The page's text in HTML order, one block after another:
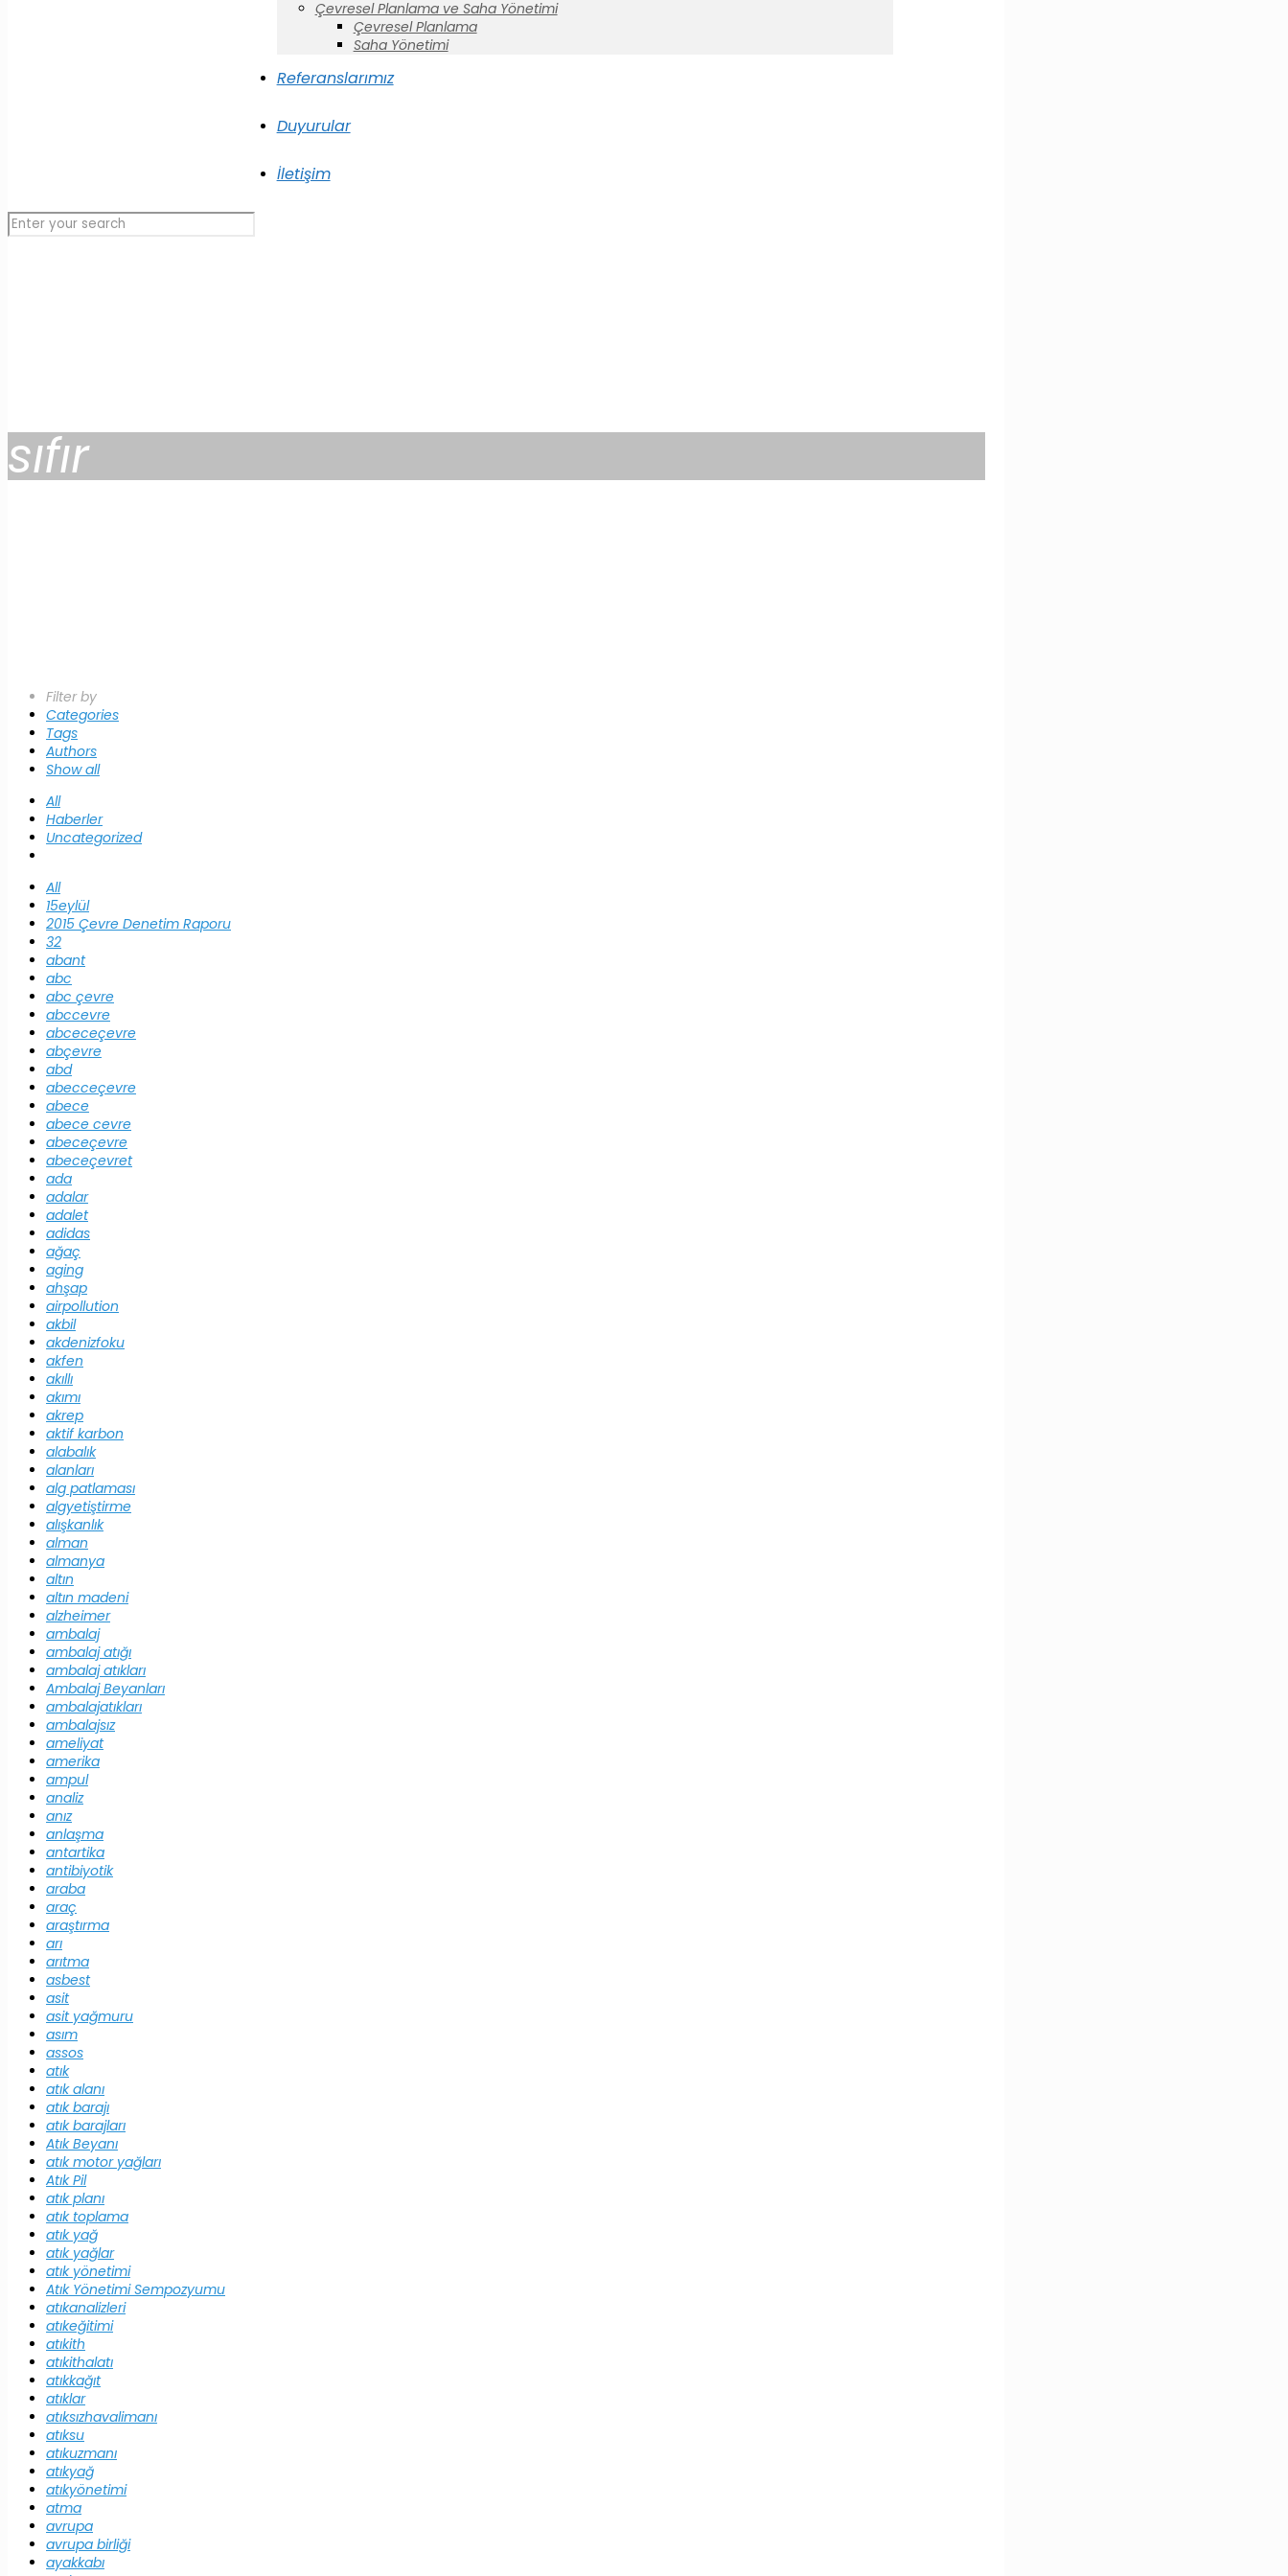
Çevresel Planlama ve Saha Yönetimi
Çevresel Planlama
Saha Yönetimi
Referanslarımız
Duyurular
İletişim
sıfır
Filter by
Categories
Tags
Authors
Show all
All
Haberler
Uncategorized
All
15eylül
2015 Çevre Denetim Raporu
32
abant
abc
abc çevre
abccevre
abceceçevre
abçevre
abd
abecceçevre
abece
abece cevre
abeceçevre
abeceçevret
ada
adalar
adalet
adidas
ağaç
aging
ahşap
airpollution
akbil
akdenizfoku
akfen
akıllı
akımı
akrep
aktif karbon
alabalık
alanları
alg patlaması
algyetiştirme
alışkanlık
alman
almanya
altın
altın madeni
alzheimer
ambalaj
ambalaj atığı
ambalaj atıkları
Ambalaj Beyanları
ambalajatıkları
ambalajsız
ameliyat
amerika
ampul
analiz
anız
anlaşma
antartika
antibiyotik
araba
araç
araştırma
arı
arıtma
asbest
asit
asit yağmuru
asım
assos
atık
atık alanı
atık barajı
atık barajları
Atık Beyanı
atık motor yağları
Atık Pil
atık planı
atık toplama
atık yağ
atık yağlar
atık yönetimi
Atık Yönetimi Sempozyumu
atıkanalizleri
atıkeğitimi
atıkith
atıkithalatı
atıkkağıt
atıklar
atıksızhavalimanı
atıksu
atıkuzmanı
atıkyağ
atıkyönetimi
atma
avrupa
avrupa birliği
ayakkabı